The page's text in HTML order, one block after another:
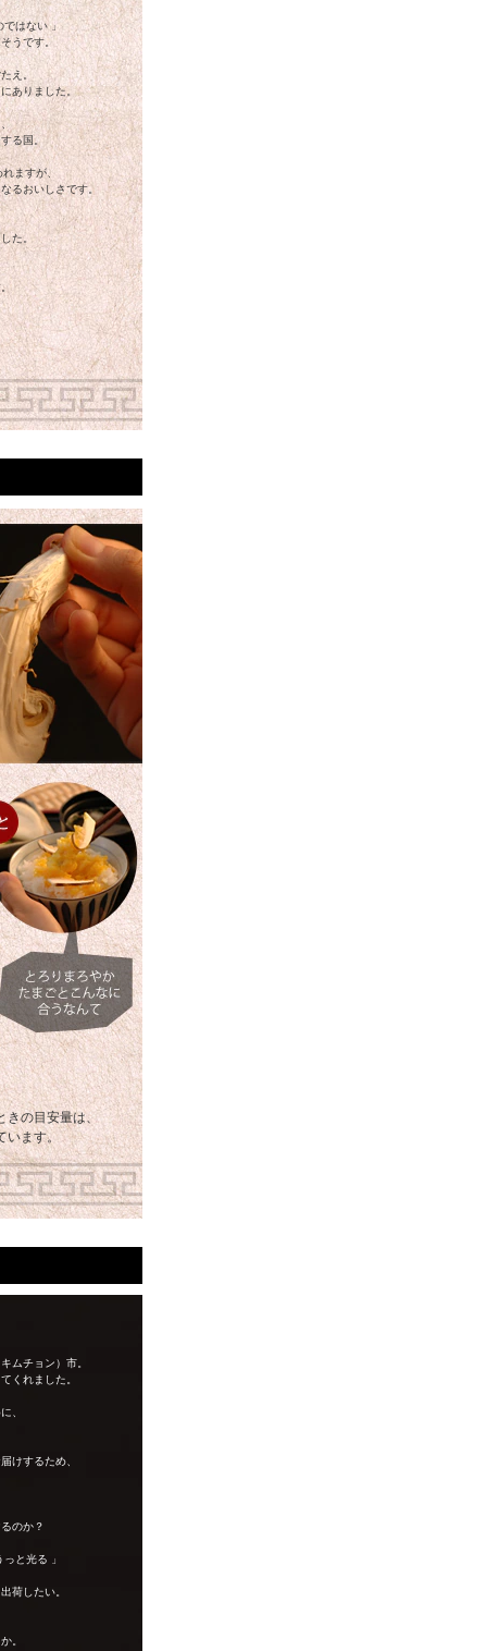
ではない 」
うです。
え。
ありました。
る国。
ますが、
るおいしさです。
た。
きの目安量は、
います。
ムチョン）市。
くれました。
、
けするため、
のか？
と光る 」
荷したい。
。